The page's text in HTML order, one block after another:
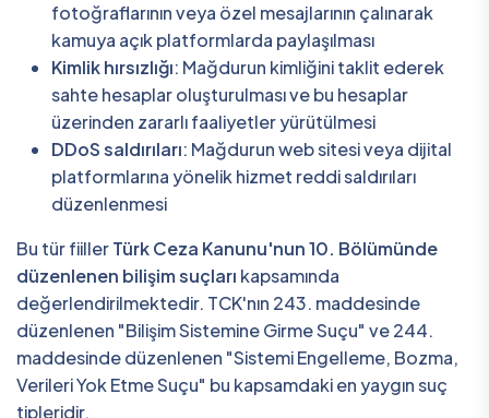
fotoğraflarının veya özel mesajlarının çalınarak
kamuya açık platformlarda paylaşılması
Kimlik hırsızlığı: Mağdurun kimliğini taklit ederek
sahte hesaplar oluşturulması ve bu hesaplar
üzerinden zararlı faaliyetler yürütülmesi
DDoS saldırıları: Mağdurun web sitesi veya dijital
platformlarına yönelik hizmet reddi saldırıları
düzenlenmesi
Bu tür fiillerTürk Ceza Kanunu'nun 10. Bölümünde
düzenlenen bilişim suçları kapsamında
değerlendirilmektedir. TCK'nın 243. maddesinde
düzenlenen "Bilişim Sistemine Girme Suçu" ve 244.
maddesinde düzenlenen "Sistemi Engelleme, Bozma,
Verileri Yok Etme Suçu" bu kapsamdaki en yaygın suç
tipleridir.